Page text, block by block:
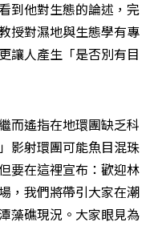
到他對生態的論述，完
授對濕地與生態學有專
讓人產生「是否別有目
而遙指在地環團缺乏科
影射環團可能魚目混珠
要在這裡宣布：歡迎林
，我們將帶引大家在潮
藻礁現況。大家眼見為